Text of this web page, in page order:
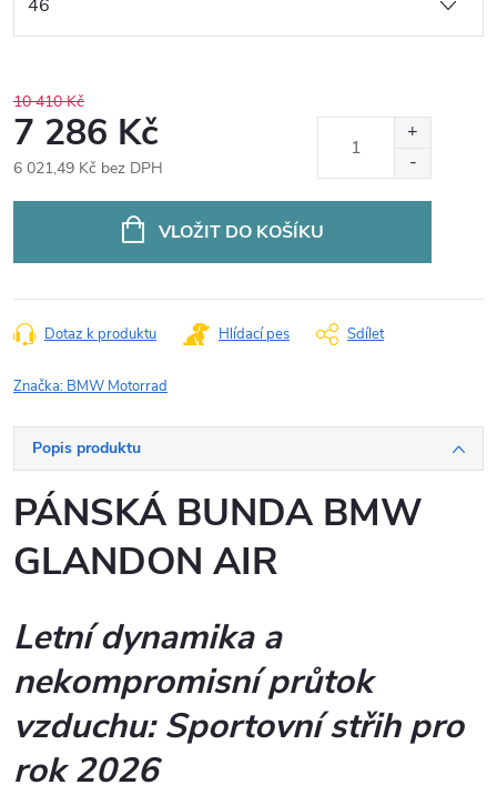
10 410 Kč
7 286 Kč
6 021,49 Kč bez DPH
VLOŽIT DO KOŠÍKU
Dotaz k produktu Hlídací pes Sdílet
Značka: BMW Motorrad
Popis produktu
PÁNSKÁ BUNDA BMW
GLANDON AIR
Letní dynamika a
nekompromisní průtok
vzduchu: Sportovní střih pro
rok 2026